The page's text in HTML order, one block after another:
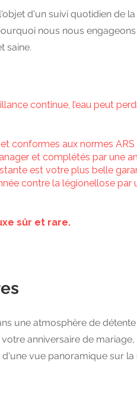
d'un suivi quotidien de
nous nous
saine.
continue, l’eau peut
conformes aux normes
et complétés par une
est votre plus belle
contre la légionellose par
sûr et rare.
une atmosphère de
anniversaire de
vue panoramique sur